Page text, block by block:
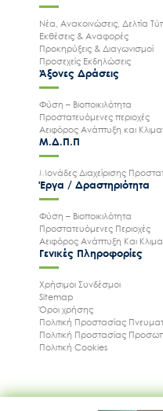
Νέα, Ανακοινώσεις, Δελτία
Εκθέσεις & Αναφορές
Προκηρύξεις & Διαγωνισμοί
Προσεχείς Εκδηλώσεις
Άξονες Δράσεις
Φύση – Βιοποικιλότητα
Προστατευόμενες περιοχές
Αειφόρος Ανάπτυξη και
Μ.Δ.Π.Π
Μονάδες Διαχείρισης
Έργα / Δραστηριότητα
Φύση – Βιοποικιλότητα
Προστατευόμενες Περιοχές
Αειφόρος Ανάπτυξη Και
Γενικές Πληροφορίες
Χρήσιμοι Συνδέσμοι
Sitemap
Όροι χρήσης
Πολιτική Προστασίας
Πολιτική Προστασίας
Πολιτική Cookies